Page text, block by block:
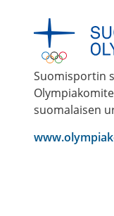
Suomisportin
suomalaisen